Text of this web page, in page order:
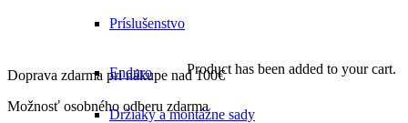
Product has been added to your cart.
Enduro
Príslušenstvo
Držiaky a montážne sady
Doprava zdarma pri nákupe nad 100€
Možnosť osobného odberu zdarma